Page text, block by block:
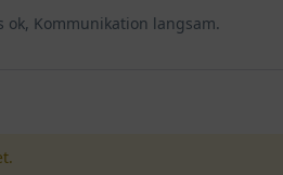
ok, Kommunikation langsam.